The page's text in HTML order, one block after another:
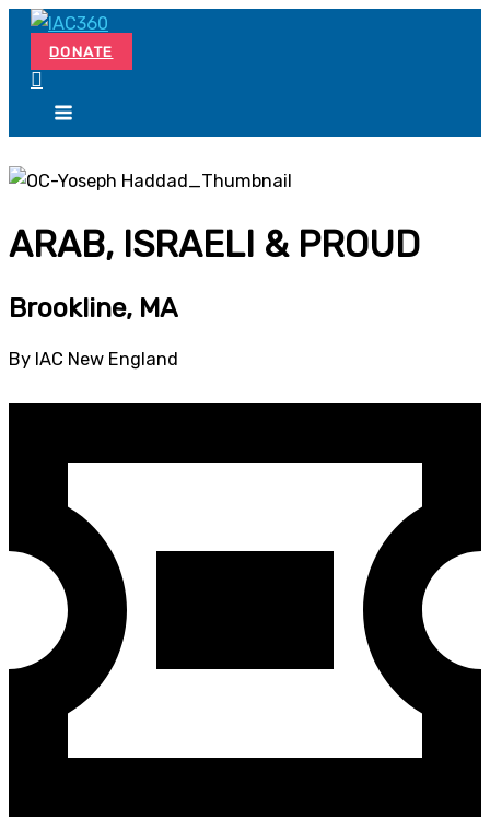
Skip
content
DONATE
ARAB, ISRAELI & PROUD
Brookline, MA
By IAC New England
Search...